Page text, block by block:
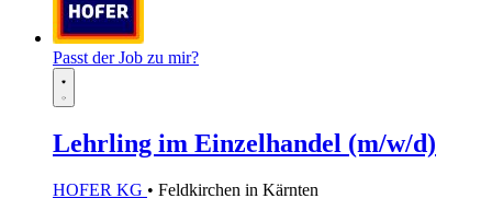
Passt der Job zu mir?
Lehrling im Einzelhandel (m/w/d)
HOFER KG • Feldkirchen in Kärnten